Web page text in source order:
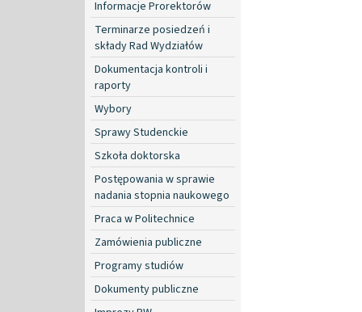
Informacje Prorektorów
Terminarze posiedzeń i
składy Rad Wydziałów
Dokumentacja kontroli i
raporty
Wybory
Sprawy Studenckie
Szkoła doktorska
Postępowania w sprawie
nadania stopnia naukowego
Praca w Politechnice
Zamówienia publiczne
Programy studiów
Dokumenty publiczne